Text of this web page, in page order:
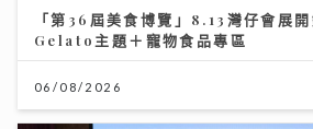
「第36屆美食博覽」8.13灣仔會展
Gelato主題＋寵物食品專區
06/08/2026